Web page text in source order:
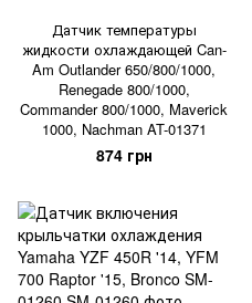
Датчик температуры
жидкости охлаждающей Can-
Am Outlander 650/800/1000,
Renegade 800/1000,
Commander 800/1000, Maverick
1000, Nachman AT-01371
874 грн